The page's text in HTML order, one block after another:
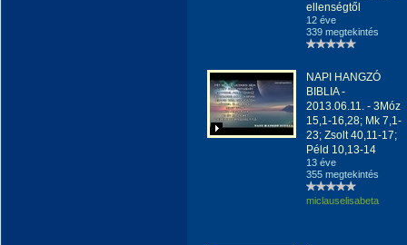
ellenségtől
12 éve
339 megtekintés
NAPI HANGZÓ
BIBLIA -
2013.06.11. - 3Móz
15,1-16,28; Mk 7,1-
23; Zsolt 40,11-17;
Péld 10,13-14
13 éve
355 megtekintés
miclauselisabeta